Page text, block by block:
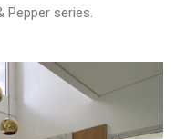
series.